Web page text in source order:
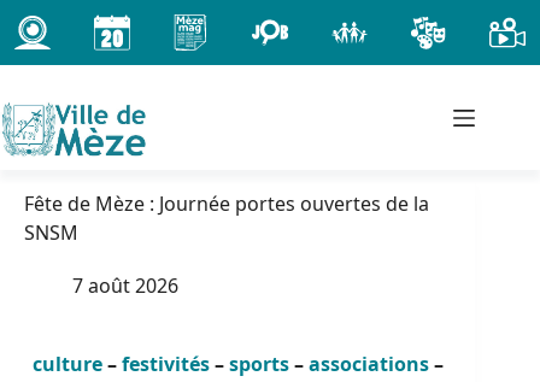
Passer
au
contenu
Fête de Mèze : Journée portes ouvertes de la
SNSM
7 août 2026
culture–festivités–sports–associations–